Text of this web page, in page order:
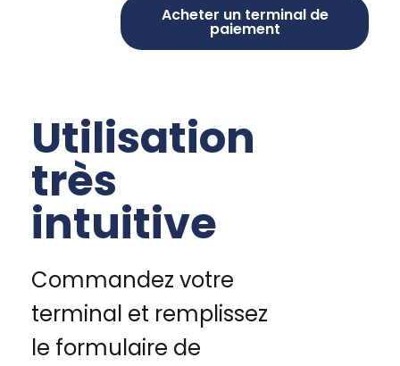
Acheter un terminal de
paiement
Utilisation
très
intuitive
Commandez votre
terminal et remplissez
le formulaire de